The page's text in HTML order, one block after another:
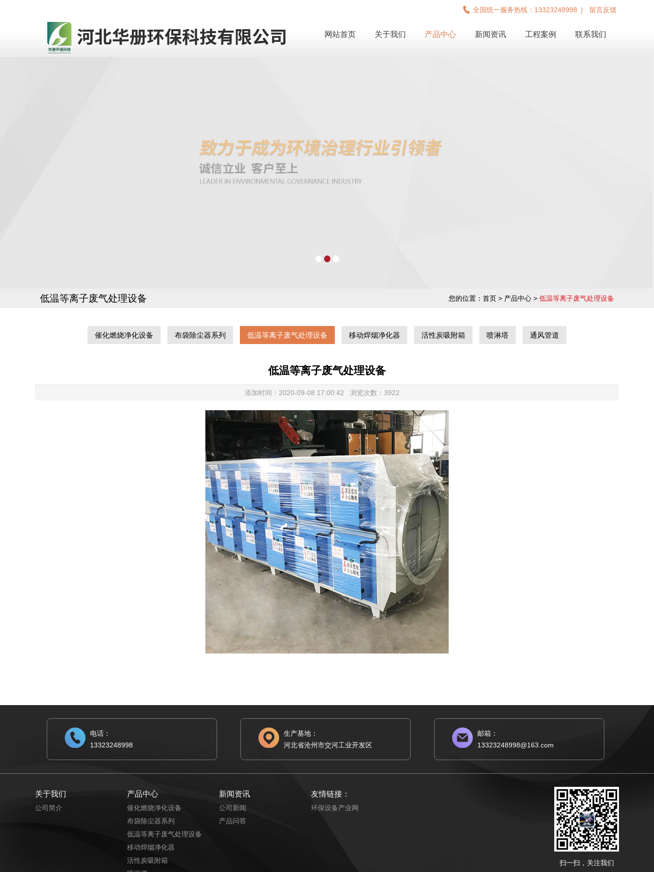
全国统一服务热线：13323248998 | 留言反馈
网站首页 关于我们 产品中心 新闻资讯 工程案例 联系我们
您的位置： 首页 > 产品中心 > 低温等离子废气处理设备
低温等离子废气处理设备
催化燃烧净化设备 布袋除尘器系列 低温等离子废气处理设备 移动焊烟净化器 活性炭吸附箱 喷淋塔 通风管道
低温等离子废气处理设备
添加时间：2020-09-08 17:00:42 浏览次数：3922
电话：
13323248998
生产基地：
河北省沧州市交河工业开发区
邮箱：
13323248998@163.com
关于我们
公司简介
产品中心
催化燃烧净化设备
布袋除尘器系列
低温等离子废气处理设备
移动焊烟净化器
活性炭吸附箱
新闻资讯
公司新闻
产品问答
友情链接：
环保设备产业网
扫一扫，关注我们